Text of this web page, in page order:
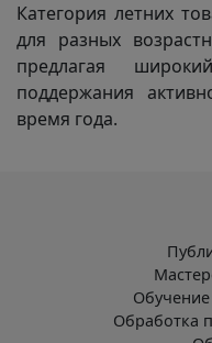
Категория летних
для разных
предлагая
поддержания
время года.
Обработка